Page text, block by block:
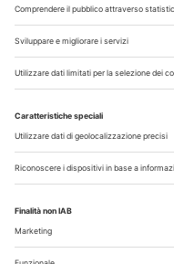
Note Legali
Privacy
©2026 Edra S.p.a |
| Tel. 02/881841 | Sede
20134 Milano (Italy)
5/05/2022